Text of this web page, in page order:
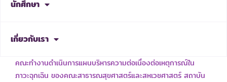
นักศึกษา
เกี่ยวกับเรา
คณะทำงานดำเนินการแผนบริหารความต่อเนื่องต่อเหตุการณ์ใน
ภาวะฉุกเฉิน ของคณะสาธารณสุขศาสตร์และสหเวชศาสตร์ สถาบัน